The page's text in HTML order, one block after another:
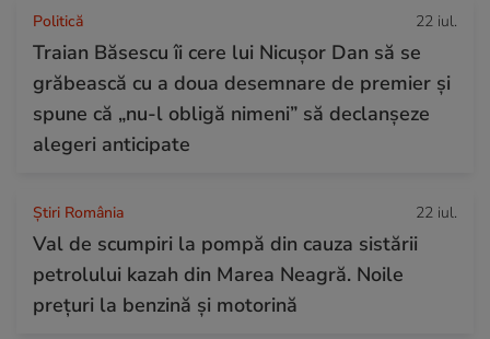
Politică 22 iul.
Traian Băsescu îi cere lui Nicușor Dan să se
grăbească cu a doua desemnare de premier și
spune că „nu-l obligă nimeni” să declanșeze
alegeri anticipate
Știri România 22 iul.
Val de scumpiri la pompă din cauza sistării
petrolului kazah din Marea Neagră. Noile
prețuri la benzină și motorină